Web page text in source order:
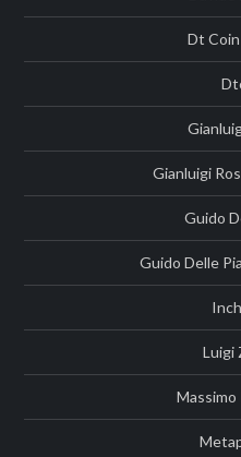
Dt
Gianluigi
Guido
Guido Delle
Luigi
Massimo